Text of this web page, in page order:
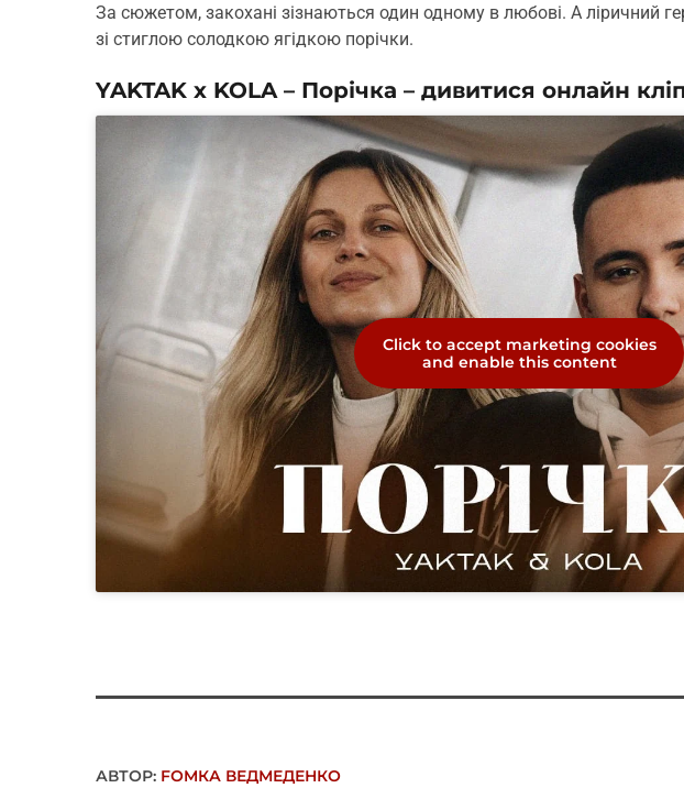
За сюжетом, закохані зізнаються один одному в любові. А ліричний
зі стиглою солодкою ягідкою порічки.
YAKTAK x KOLA – Порічка – дивитися онлайн
Click to accept marketing cookies
and enable this content
АВТОР: FОMКА ВЕДМЕДЕНКО